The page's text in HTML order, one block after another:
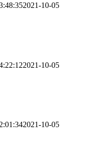
2021-10-05
2021-10-05
2021-10-05